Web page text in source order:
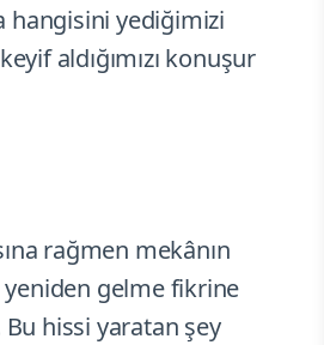
hangisini yediğimizi
aldığımızı konuşur
rağmen mekânın
yeniden gelme fikrine
Bu hissi yaratan şey